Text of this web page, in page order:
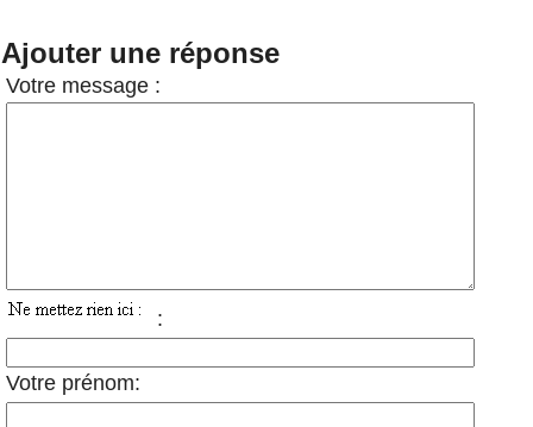
Ajouter une réponse
Votre message :
:
Votre prénom: